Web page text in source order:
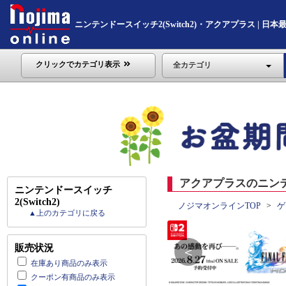
ニンテンドースイッチ2(Switch2)・アクアプラス | 日本
クリックでカテゴリ表示 全カテゴリ
ニンテンドースイッチ
2(Switch2)
▲上のカテゴリに戻る
販売状況
在庫あり商品のみ表示
クーポン有商品のみ表示
アクアプラスのニン
ノジマオンラインTOP
＜